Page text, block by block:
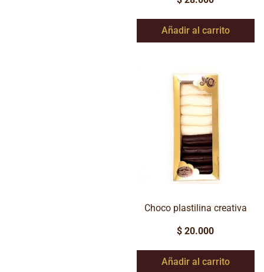
Añadir al carrito
Choco plastilina creativa
$ 20.000
Añadir al carrito